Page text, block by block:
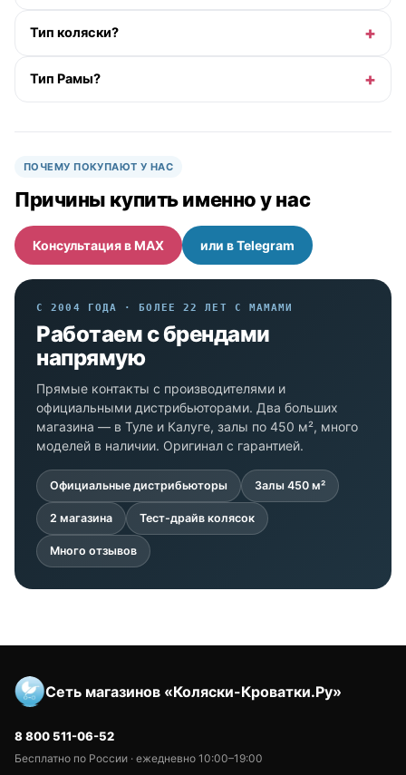
Тип коляски?
Тип Рамы?
ПОЧЕМУ ПОКУПАЮТ У НАС
Причины купить именно у нас
Консультация в MAX или в Telegram
С 2004 ГОДА · БОЛЕЕ 22 ЛЕТ С МАМАМИ
Работаем с брендами
напрямую
Прямые контакты с производителями и
официальными дистрибьюторами. Два больших
магазина — в Туле и Калуге, залы по 450 м², много
моделей в наличии. Оригинал с гарантией.
Официальные дистрибьюторы Залы 450 м²
2 магазина Тест-драйв колясок
Много отзывов
Сеть магазинов «Коляски-Кроватки.Ру»
8 800 511-06-52
Бесплатно по России · ежедневно 10:00–19:00